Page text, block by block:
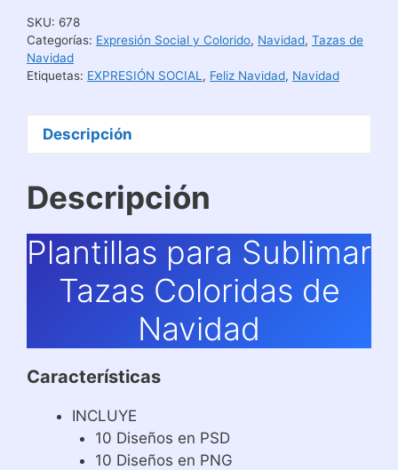
de
Navidad
cantidad
SKU: 678
Categorías: Expresión Social y Colorido, Navidad, Tazas de
Navidad
Etiquetas: EXPRESIÓN SOCIAL , Feliz Navidad, Navidad
Descripción
Descripción
Plantillas para Sublimar
Tazas Coloridas de
Navidad
Características
INCLUYE
10 Diseños en PSD
10 Diseños en PNG